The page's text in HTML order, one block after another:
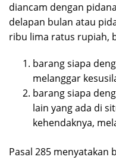
diancam dengan
delapan bulan atau
ribu lima ratus rupiah,
barang siapa
melanggar
barang siapa
lain yang ada di
kehendaknya,
Pasal 285 menyatakan